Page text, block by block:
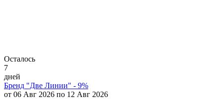
Осталось
7
дней
Бренд "Две Линии" - 9%
от 06 Авг 2026 по 12 Авг 2026